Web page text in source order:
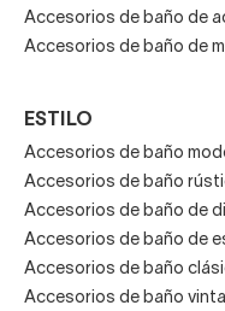
Accesorios de baño de
Accesorios de baño de
ESTILO
Accesorios de baño
Accesorios de baño
Accesorios de baño de
Accesorios de baño de
Accesorios de baño
Accesorios de baño